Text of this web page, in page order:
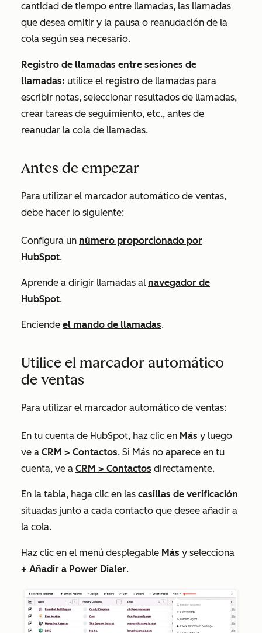
cantidad de tiempo entre llamadas, las llamadas
que desea omitir y la pausa o reanudación de la
cola según sea necesario.
Registro de llamadas entre sesiones de
llamadas: utilice el registro de llamadas para
escribir notas, seleccionar resultados de llamadas,
crear tareas de seguimiento, etc., antes de
reanudar la cola de llamadas.
Antes de empezar
Para utilizar el marcador automático de ventas,
debe hacer lo siguiente:
Configura un número proporcionado por
HubSpot.
Aprende a dirigir llamadas al navegador de
HubSpot.
Enciende el mando de llamadas.
Utilice el marcador automático
de ventas
Para utilizar el marcador automático de ventas:
En tu cuenta de HubSpot, haz clic en Más y luego
ve a CRM > Contactos. Si Más no aparece en tu
cuenta, ve a CRM > Contactos directamente.
En la tabla, haga clic en las casillas de verificación
situadas junto a cada contacto que desee añadir a
la cola.
Haz clic en el menú desplegable Más y selecciona
+ Añadir a Power Dialer.